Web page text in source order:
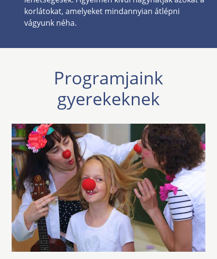
korlátokat, amelyeket mindannyian átlépni
vágyunk néha.
Programjaink
gyerekeknek